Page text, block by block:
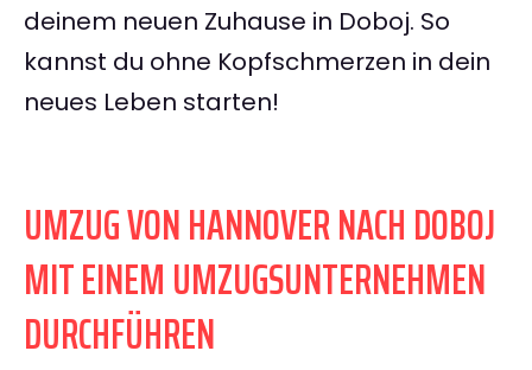
deinem neuen Zuhause in Doboj. So
kannst du ohne Kopfschmerzen in dein
neues Leben starten!
UMZUG VON HANNOVER NACH DOBOJ
MIT EINEM UMZUGSUNTERNEHMEN
DURCHFÜHREN